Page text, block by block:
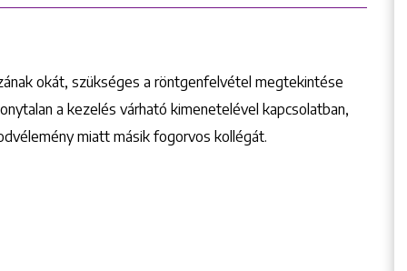
okát, szükséges a röntgenfelvétel megtekintése
a kezelés várható kimenetelével kapcsolatban,
miatt másik fogorvos kollégát.